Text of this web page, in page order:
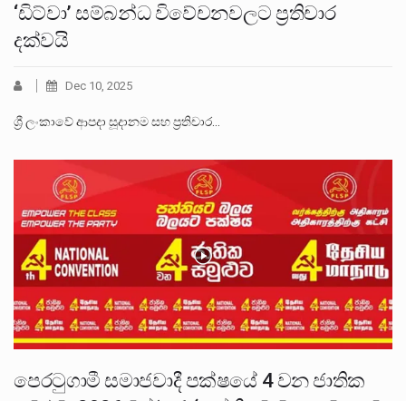
‘ඩිට්වා’ සම්බන්ධ විවේචනවලට ප්‍රතිචාර
දක්වයි
Dec 10, 2025
ශ්‍රී ලංකාවේ ආපදා සූදානම සහ ප්‍රතිචාර…
පෙරටුගාමී සමාජවාදී පක්ෂයේ 4 වන ජාතික